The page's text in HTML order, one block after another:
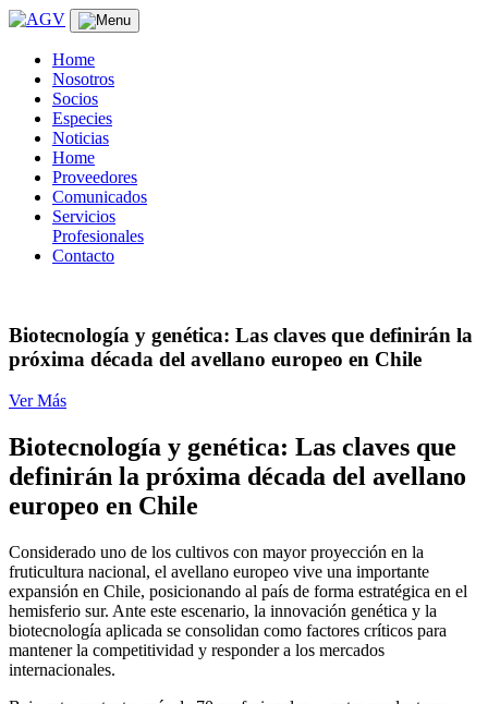
Skip
contentHome
Nosotros
Socios
Especies
Noticias
Home
Proveedores
Comunicados
Servicios
Profesionales
Contacto
Biotecnología y genética: Las claves que definirán la
próxima década del avellano europeo en Chile
Ver Más
Biotecnología y genética: Las claves que
definirán la próxima década del avellano
europeo en Chile
Considerado uno de los cultivos con mayor proyección en la
fruticultura nacional, el avellano europeo vive una importante
expansión en Chile, posicionando al país de forma estratégica en el
hemisferio sur. Ante este escenario, la innovación genética y la
biotecnología aplicada se consolidan como factores críticos para
mantener la competitividad y responder a los mercados
internacionales.